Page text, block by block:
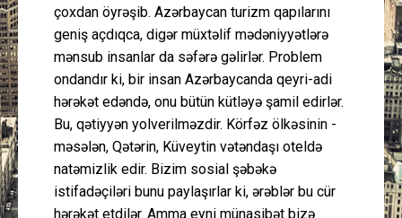
çoxdan öyrəşib. Azərbaycan turizm qapılarını
geniş açdıqca, digər müxtəlif mədəniyyətlərə
mənsub insanlar da səfərə gəlirlər. Problem
ondandır ki, bir insan Azərbaycanda qeyri-adi
hərəkət edəndə, onu bütün kütləyə şamil edirlər.
Bu, qətiyyən yolverilməzdir. Körfəz ölkəsinin -
məsələn, Qətərin, Küveytin vətəndaşı oteldə
natəmizlik edir. Bizim sosial şəbəkə
istifadəçiləri bunu paylaşırlar ki, ərəblər bu cür
hərəkət etdilər. Amma eyni münasibət bizə